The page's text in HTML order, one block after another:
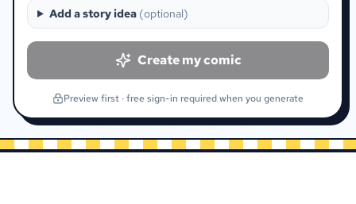
Add a story idea (optional)
Create my comic
Preview first · free sign-in required when you generate